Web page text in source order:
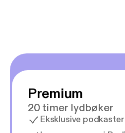
Premium
20 timer lydbøker
Eksklusive podkaster